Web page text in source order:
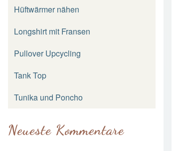
Hüftwärmer nähen
Longshirt mit Fransen
Pullover Upcycling
Tank Top
Tunika und Poncho
Neueste Kommentare